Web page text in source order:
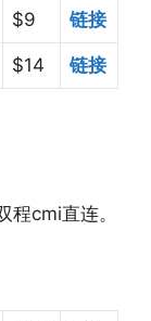
$9 链接
$14 链接
cmi直连。